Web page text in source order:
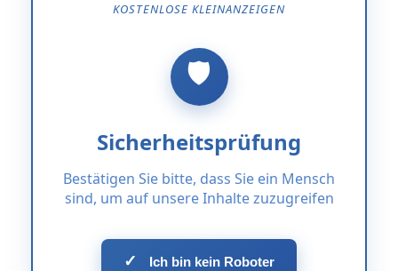
KOSTENLOSE KLEINANZEIGEN
Sicherheitsprüfung
Bestätigen Sie bitte, dass Sie ein Mensch
sind, um auf unsere Inhalte zuzugreifen
✓ Ich bin kein Roboter